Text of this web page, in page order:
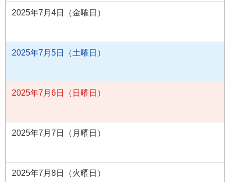
2025年7月4日（金曜日）
2025年7月5日（土曜日）
2025年7月6日（日曜日）
2025年7月7日（月曜日）
2025年7月8日（火曜日）